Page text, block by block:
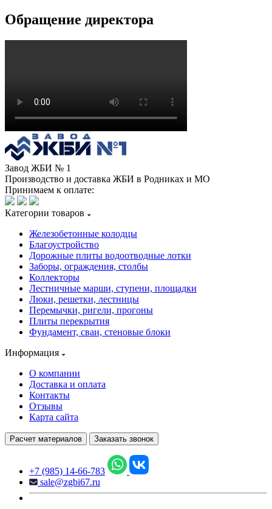
Обращение директора
Завод ЖБИ № 1
Производство и доставка ЖБИ в Родниках и МО
Принимаем к оплате:
Категории товаров
Железобетонные колодцы
Благоустройство
Дорожные плиты водоотводные лотки
Заборы, ограждения, столбы
Коллекторы
Лестничные марши, ступени, площадки
Люки, решетки, лестницы
Перемычки, ригели, прогоны
Плиты перекрытия
Фундамент, сваи, стеновые блоки
Информация
О компании
Доставка и оплата
Контакты
Отзывы
Карта сайта
Расчет материалов Заказать звонок
+7 (985) 14-66-783
sale@zgbi67.ru